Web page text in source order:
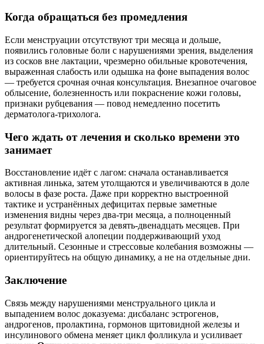
Когда обращаться без промедления
Если менструации отсутствуют три месяца и дольше,
появились головные боли с нарушениями зрения, выделения
из сосков вне лактации, чрезмерно обильные кровотечения,
выраженная слабость или одышка на фоне выпадения волос
— требуется срочная очная консультация. Внезапное очаговое
облысение, болезненность или покраснение кожи головы,
признаки рубцевания — повод немедленно посетить
дерматолога‑трихолога.
Чего ждать от лечения и сколько времени это
занимает
Восстановление идёт с лагом: сначала останавливается
активная линька, затем утолщаются и увеличиваются в доле
волосы в фазе роста. Даже при корректно выстроенной
тактике и устранённых дефицитах первые заметные
изменения видны через два‑три месяца, а полноценный
результат формируется за девять‑двенадцать месяцев. При
андрогенетической алопеции поддерживающий уход
длительный. Сезонные и стрессовые колебания возможны —
ориентируйтесь на общую динамику, а не на отдельные дни.
Заключение
Связь между нарушениями менструального цикла и
выпадением волос доказуема: дисбаланс эстрогенов,
андрогенов, пролактина, гормонов щитовидной железы и
инсулинового обмена меняет цикл фолликула и усиливает